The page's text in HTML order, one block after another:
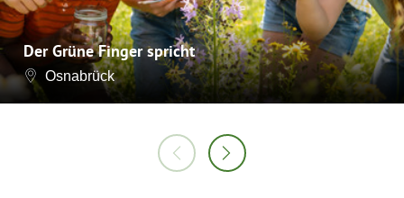
Der Grüne Finger spricht
Osnabrück